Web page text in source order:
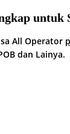
untuk
All Operator
dan Lainya.